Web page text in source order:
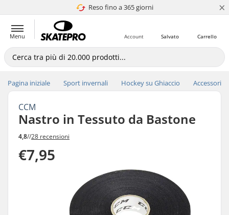
Reso fino a 365 giorni
4.8 di 5 ×
Menu Carrello
Salvato
Account
Pagina iniziale Sport invernali Hockey su Ghiaccio Accessori
CCM
Nastro in Tessuto da Bastone
4,8//28 recensioni
€7,95